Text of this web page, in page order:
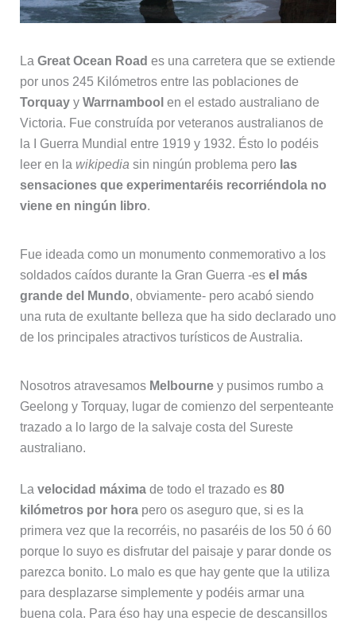
La Great Ocean Road es una carretera que se extiende
por unos 245 Kilómetros entre las poblaciones de
Torquayy Warrnambool en el estado australiano de
Victoria. Fue construída por veteranos australianos de
la I Guerra Mundial entre 1919 y 1932. Ésto lo podéis
leer en la wikipedia sin ningún problema pero las
sensaciones que experimentaréis recorriéndola no
viene en ningún libro.
Fue ideada como un monumento conmemorativo a los
soldados caídos durante la Gran Guerra -es el más
grande del Mundo, obviamente- pero acabó siendo
una ruta de exultante belleza que ha sido declarado uno
de los principales atractivos turísticos de Australia.
Nosotros atravesamos Melbourney pusimos rumbo a
Geelong y Torquay, lugar de comienzo del serpenteante
trazado a lo largo de la salvaje costa del Sureste
australiano.
La velocidad máximade todo el trazado es 80
kilómetros por horapero os aseguro que, si es la
primera vez que la recorréis, no pasaréis de los 50 ó 60
porque lo suyo es disfrutar del paisaje y parar donde os
parezca bonito. Lo malo es que hay gente que la utiliza
para desplazarse simplemente y podéis armar una
buena cola. Para éso hay una especie de descansillos